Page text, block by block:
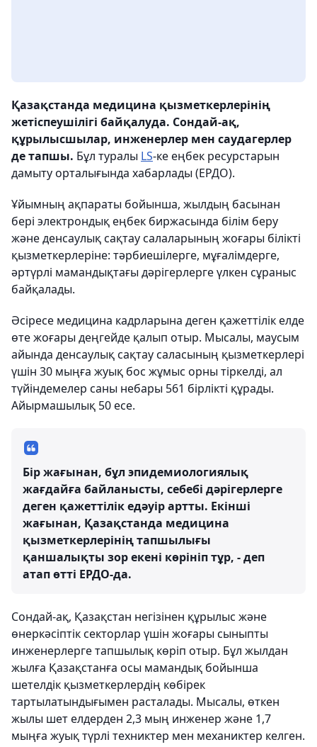
Қазақстанда медицина қызметкерлерінің
жетіспеушілігі байқалуда. Сондай-ақ,
құрылысшылар, инженерлер мен саудагерлер
де тапшы. Бұл туралы LS-ке еңбек ресурстарын
дамыту орталығында хабарлады (ЕРДО).
Ұйымның ақпараты бойынша, жылдың басынан
бері электрондық еңбек биржасында білім беру
және денсаулық сақтау салаларының жоғары білікті
қызметкерлеріне: тәрбиешілерге, мұғалімдерге,
әртүрлі мамандықтағы дәрігерлерге үлкен сұраныс
байқалады.
Әсіресе медицина кадрларына деген қажеттілік елде
өте жоғары деңгейде қалып отыр. Мысалы, маусым
айында денсаулық сақтау саласының қызметкерлері
үшін 30 мыңға жуық бос жұмыс орны тіркелді, ал
түйіндемелер саны небары 561 бірлікті құрады.
Айырмашылық 50 есе.
Бір жағынан, бұл эпидемиологиялық
жағдайға байланысты, себебі дәрігерлерге
деген қажеттілік едәуір артты. Екінші
жағынан, Қазақстанда медицина
қызметкерлерінің тапшылығы
қаншалықты зор екені көрініп тұр, - деп
атап өтті ЕРДО-да.
Сондай-ақ, Қазақстан негізінен құрылыс және
өнеркәсіптік секторлар үшін жоғары сыныпты
инженерлерге тапшылық көріп отыр. Бұл жылдан
жылға Қазақстанға осы мамандық бойынша
шетелдік қызметкерлердің көбірек
тартылатындығымен расталады. Мысалы, өткен
жылы шет елдерден 2,3 мың инженер және 1,7
мыңға жуық түрлі техниктер мен механиктер келген.